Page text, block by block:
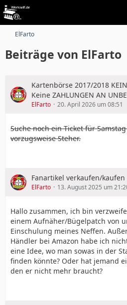
ElFarto
Beiträge von ElFarto
Kartenbörse 2017/2018
Keine ZAHLUNGEN AN
ElFarto 20. April 2026 um 08:51
Suche noch ein Ticket für
vorzugsweise Steher.
Fanartikel verkaufen/kaufen
ElFarto 13. August 2025 um
Hallo zusammen, ich bin
einem Aufnäher/Bügelpatch von
Einschulung meines Neffen.
Händler bei Amazon habe ich
eine Idee, wo man sowas in der
finden könnte? Oder hat jemand
den er nicht mehr braucht?